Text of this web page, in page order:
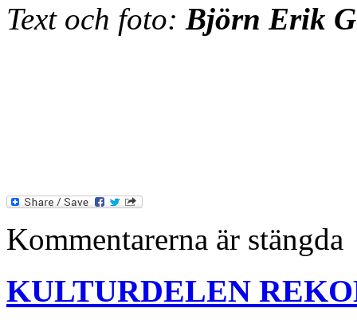
Text och foto: Björn Erik
Kommentarerna är stängda
KULTURDELEN